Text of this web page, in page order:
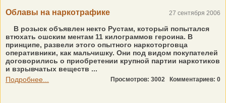
Облавы на наркотрафике 27 сентября 2006
В розыск объявлен некто Рустам, который попытался
втюхать ошским ментам 11 килограммов героина. В
принципе, развели этого опытного наркоторговца
оперативники, как мальчишку. Они под видом покупателей
договорились о приобретении крупной партии наркотиков
и взрывчатых веществ ...
Подробнее...
Просмотров: 3002 Комментариев: 0